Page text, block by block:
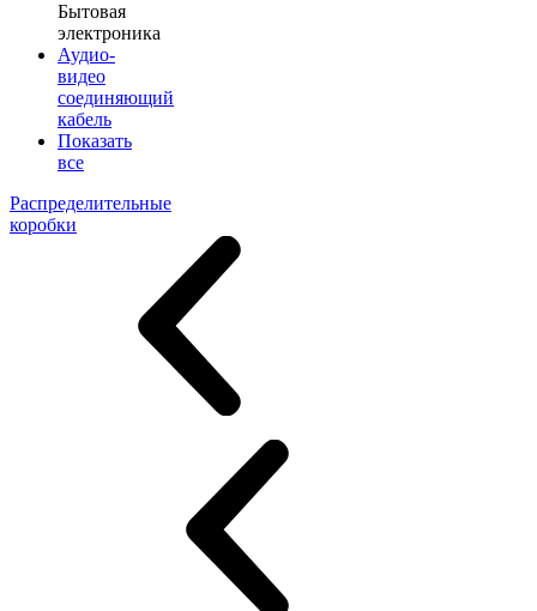
Бытовая
электроника
Аудио-
видео
соединяющий
кабель
Показать
все
Распределительные
коробки